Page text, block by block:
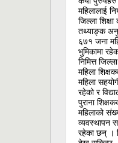
महिलालाई
जिल्ला
तथ्याङ्क
६७१ जना
भुमिकामा
निमित्त
महिला
महिला
रहेको र
पुराना
महिलाको
व्यवस्थापन
रहेका छन् ।